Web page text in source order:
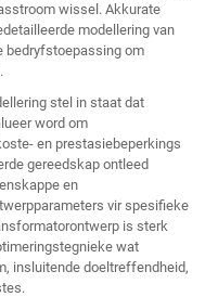
wissel. Akkurate
modellering van
bedryfstoepassing om
stel in staat dat
word om
en prestasiebeperkings
gereedskap ontleed
en
vir spesifieke
is sterk
wat
insluitende doeltreffendheid,